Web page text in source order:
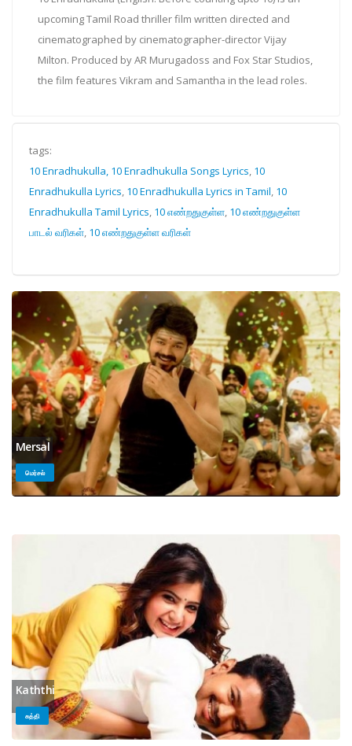
upcoming Tamil Road thriller film written directed and
cinematographed by cinematographer-director Vijay
Milton. Produced by AR Murugadoss and Fox Star Studios,
the film features Vikram and Samantha in the lead roles.
tags:
10 Enradhukulla, 10 Enradhukulla Songs Lyrics, 10
Enradhukulla Lyrics, 10 Enradhukulla Lyrics in Tamil, 10
Enradhukulla Tamil Lyrics, 10 எண்றதுகுள்ள, 10 எண்றதுகுள்ள
பாடல் வரிகள், 10 எண்றதுகுள்ள வரிகள்
Mersal
மெர்சல்
Kaththi
கத்தி